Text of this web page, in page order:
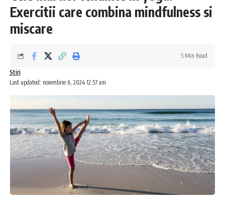
Exercitii care combina mindfulness si
miscare
Last updated: noiembrie 6, 2024 12:57 am
Stiri
5 Min Read